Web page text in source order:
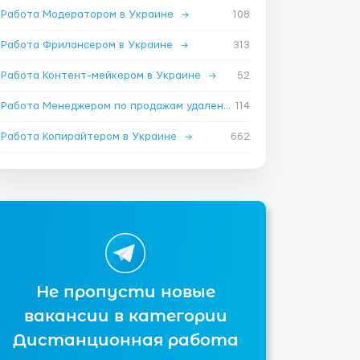
Работа Модератором в Украине → 108
Работа Фрилансером в Украине → 313
Работа Контент-мейкером в Украине → 52
Работа Менеджером по продажам удаленно в Украине 114
Работа Копирайтером в Украине → 662
Не пропусти новые
вакансии в категории
Дистанционная работа